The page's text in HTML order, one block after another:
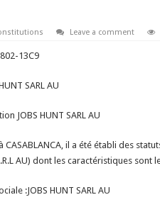
Leave a comment
13C9
SARL AU
JOBS HUNT SARL AU
il a été établi des
AU) dont les caractéristiques sont
:JOBS HUNT SARL AU